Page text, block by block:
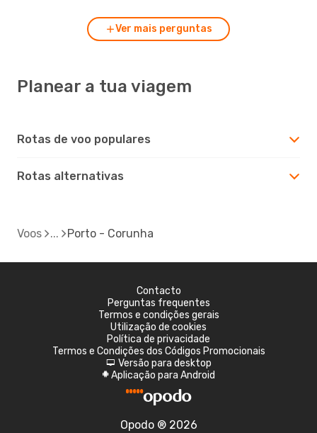
Ver mais perguntas
Planear a tua viagem
Rotas de voo populares
Rotas alternativas
Voos Porto - Corunha
Contacto
Perguntas frequentes
Termos e condições gerais
Utilização de cookies
Política de privacidade
Termos e Condições dos Códigos Promocionais
d Versão para desktop
A Aplicação para Android
Opodo ® 2026